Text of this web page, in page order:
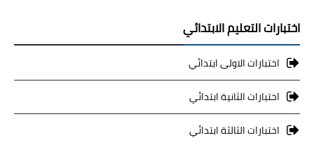
اختبارات التعليم الابتدائي
اختبارات الاولى ابتدائي
اختبارات الثانية ابتدائي
اختبارات الثالثة ابتدائي